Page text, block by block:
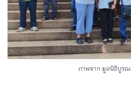
ภาพจาก มูลนิธิบูรณ